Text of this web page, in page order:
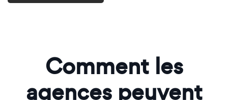
Comment les
agences peuvent